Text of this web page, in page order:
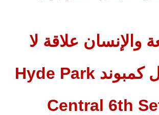
والإنسان علاقة لا
تُقطع داخل كمبوند Hyde Park
Central 6th